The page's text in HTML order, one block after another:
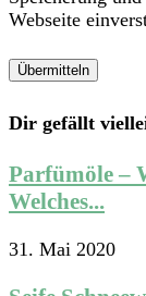
Webseite
Dir gefällt
Parfümöle –
Welches...
31. Mai 2020